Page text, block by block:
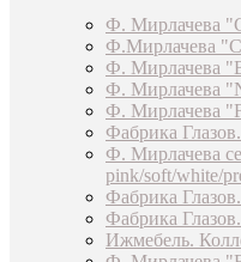
Ф. Мирлачева
Ф.Мирлачева
Ф. Мирлачева
Ф. Мирлачева
Ф. Мирлачева
Фабрика
Ф. Мирлачева
pink/soft/white/
Фабрика
Фабрика
Ижмебель.